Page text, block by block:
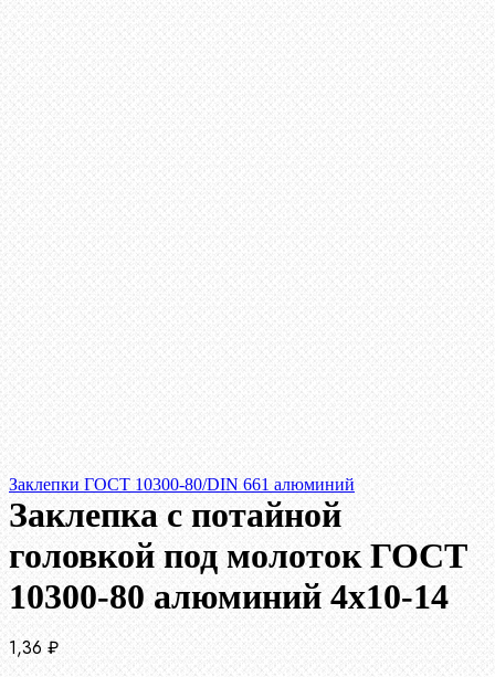
Заклепки ГОСТ 10300-80/DIN 661 алюминий
Заклепка с потайной
головкой под молоток ГОСТ
10300-80 алюминий 4х10-14
1,36 ₽